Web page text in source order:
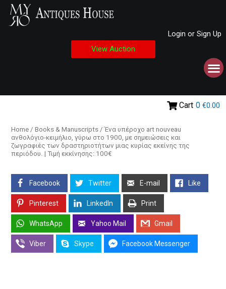
Login or Sign Up
View Auction
Cart 0 €0.00
Home / Books & Manuscripts / Ένα υπέροχο art nouveau
ανθολόγιο-κειμήλιο, γύρω στο 1900, με σημειώσεις και
ζωγραφιές των δραστηριοτήτων μιας κυρίας εκείνης της
περιόδου. | Τιμή εκκίνησης: 100€
Facebook Twitter E-mail Like
Pinterest LinkedIn Print
WhatsApp Yahoo Mail Gmail
Viber Skype Facebook Messenger